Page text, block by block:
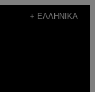
+ ΕΛΛΗΝΙΚΆ